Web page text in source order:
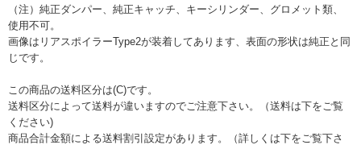
（注）純正ダンパー、純正キャッチ、キーシリンダー、グロメット類、
使用不可。
画像はリアスポイラーType2が装着してあります、表面の形状は純正と同
じです。
この商品の送料区分は(C)です。
送料区分によって送料が違いますのでご注意下さい。（送料は下をご覧
ください)
商品合計金額による送料割引設定があります。（詳しくは下をご覧下さ